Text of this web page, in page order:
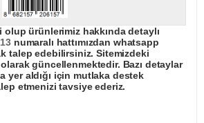
ürünlerimiz hakkında detaylı
numaralı hattımızdan whatsapp
talep edebilirsiniz. Sitemizdeki
güncellenmektedir. Bazı detaylar
yer aldığı için mutlaka destek
etmenizi tavsiye ederiz.